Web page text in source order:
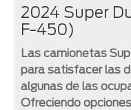
2024 Super
F-450)
Las camionetas
para satisfacer las
algunas de las
Ofreciendo